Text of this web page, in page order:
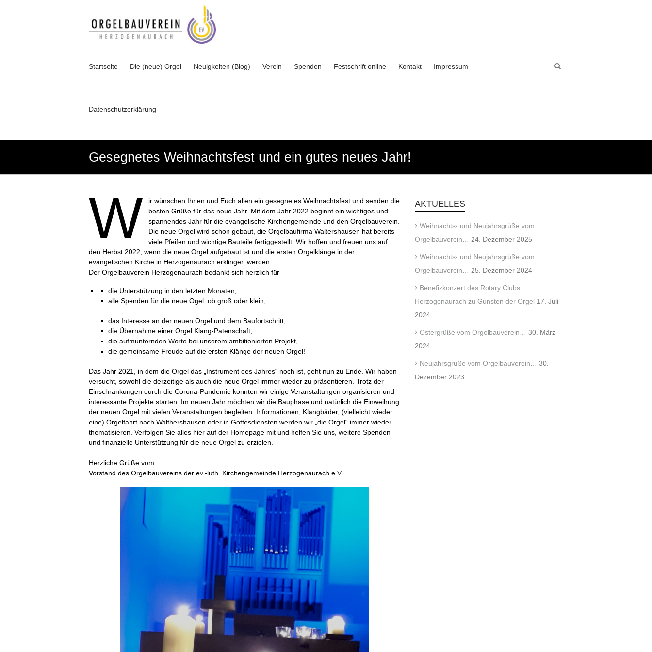
Orgelbauverein
Kirche
Startseite Die (neue) Orgel Neuigkeiten (Blog) Verein Spenden Festschrift online Kontakt Impressum
Datenschutzerklärung
Gesegnetes Weihnachtsfest und ein gutes neues Jahr!
W
ir wünschen Ihnen und Euch allen ein gesegnetes Weihnachtsfest und senden die
besten Grüße für das neue Jahr. Mit dem Jahr 2022 beginnt ein wichtiges und
spannendes Jahr für die evangelische Kirchengemeinde und den Orgelbauverein.
Die neue Orgel wird schon gebaut, die Orgelbaufirma Waltershausen hat bereits
viele Pfeifen und wichtige Bauteile fertiggestellt. Wir hoffen und freuen uns auf
den Herbst 2022, wenn die neue Orgel aufgebaut ist und die ersten Orgelklänge in der
evangelischen Kirche in Herzogenaurach erklingen werden.
Der Orgelbauverein Herzogenaurach bedankt sich herzlich für
die Unterstützung in den letzten Monaten,
alle Spenden für die neue Ogel: ob groß oder klein,
das Interesse an der neuen Orgel und dem Baufortschritt,
die Übernahme einer Orgel.Klang-Patenschaft,
die aufmunternden Worte bei unserem ambitionierten Projekt,
die gemeinsame Freude auf die ersten Klänge der neuen Orgel!
Das Jahr 2021, in dem die Orgel das „Instrument des Jahres“ noch ist, geht nun zu Ende. Wir haben
versucht, sowohl die derzeitige als auch die neue Orgel immer wieder zu präsentieren. Trotz der
Einschränkungen durch die Corona-Pandemie konnten wir einige Veranstaltungen organisieren und
interessante Projekte starten. Im neuen Jahr möchten wir die Bauphase und natürlich die Einweihung
der neuen Orgel mit vielen Veranstaltungen begleiten. Informationen, Klangbäder, (vielleicht wieder
eine) Orgelfahrt nach Walthershausen oder in Gottesdiensten werden wir „die Orgel“ immer wieder
thematisieren. Verfolgen Sie alles hier auf der Homepage mit und helfen Sie uns, weitere Spenden
und finanzielle Unterstützung für die neue Orgel zu erzielen.
Herzliche Grüße vom
Vorstand des Orgelbauvereins der ev.-luth. Kirchengemeinde Herzogenaurach e.V.
AKTUELLES
Weihnachts- und Neujahrsgrüße vom
Orgelbauverein…
24. Dezember 2025
Weihnachts- und Neujahrsgrüße vom
Orgelbauverein…
25. Dezember 2024
Benefizkonzert des Rotary Clubs
Herzogenaurach zu Gunsten der Orgel 17. Juli
2024
Ostergrüße vom Orgelbauverein…
30. März
2024
Neujahrsgrüße vom Orgelbauverein…
30.
Dezember 2023